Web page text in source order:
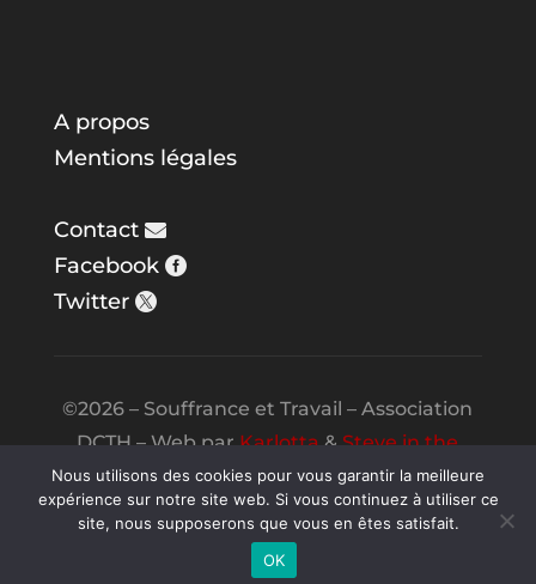
A propos
Mentions légales
Contact
Facebook
Twitter
©2026 – Souffrance et Travail – Association
DCTH – Web parKarlotta&Steve in the
Night
Nous utilisons des cookies pour vous garantir la meilleure
expérience sur notre site web. Si vous continuez à utiliser ce
site, nous supposerons que vous en êtes satisfait.
OK